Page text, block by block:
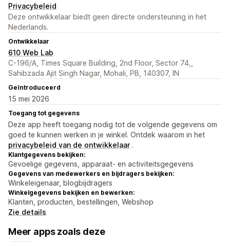
Privacybeleid
Deze ontwikkelaar biedt geen directe ondersteuning in het
Nederlands.
Ontwikkelaar
610 Web Lab
C-196/A, Times Square Building, 2nd Floor, Sector 74,,
Sahibzada Ajit Singh Nagar, Mohali, PB, 140307, IN
Geïntroduceerd
15 mei 2026
Toegang tot gegevens
Deze app heeft toegang nodig tot de volgende gegevens om
goed te kunnen werken in je winkel. Ontdek waarom in het
privacybeleid van de ontwikkelaar .
Klantgegevens bekijken:
Gevoelige gegevens, apparaat- en activiteitsgegevens
Gegevens van medewerkers en bijdragers bekijken:
Winkeleigenaar, blogbijdragers
Winkelgegevens bekijken en bewerken:
Klanten, producten, bestellingen, Webshop
Zie details
Meer apps zoals deze